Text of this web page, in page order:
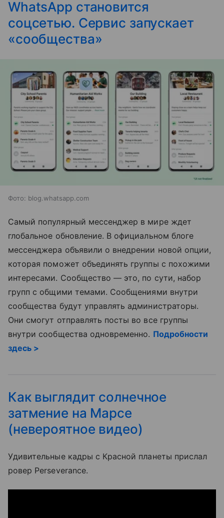
WhatsApp становится
соцсетью. Сервис запускает
«сообщества»
Фото: blog.whatsapp.com
Самый популярный мессенджер в мире ждет
глобальное обновление. В официальном блоге
мессенджера объявили о внедрении новой опции,
которая поможет объединять группы с похожими
интересами. Сообщество — это, по сути, набор
групп с общими темами. Сообщениями внутри
сообщества будут управлять администраторы.
Они смогут отправлять посты во все группы
внутри сообщества одновременно. Подробности
здесь >
Как выглядит солнечное
затмение на Марсе
(невероятное видео)
Удивительные кадры с Красной планеты прислал
ровер Perseverance.